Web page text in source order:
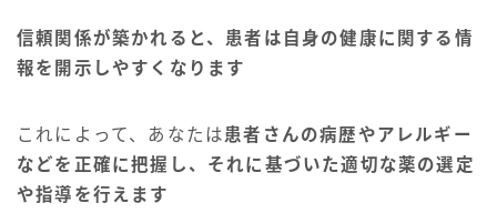
信頼関係が築かれると、患者は自身の健康に関する情
報を開示しやすくなります
これによって、あなたは患者さんの病歴やアレルギー
などを正確に把握し、それに基づいた適切な薬の選定
や指導を行えます